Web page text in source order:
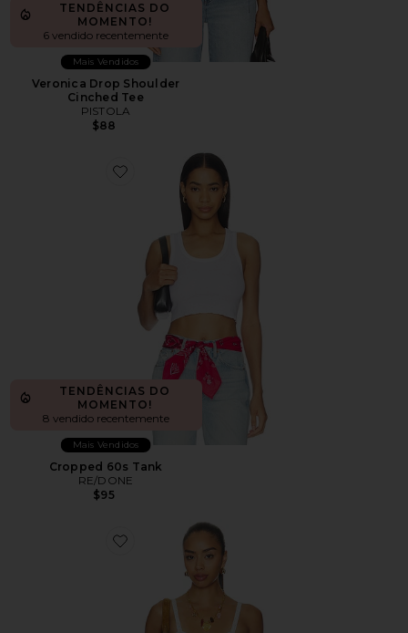
TENDÊNCIAS DO
MOMENTO!
6 vendido recentemente
Mais Vendidos
Veronica Drop Shoulder
Cinched Tee
PISTOLA
$88
Favorite Cropped 60s Tank
TENDÊNCIAS DO
MOMENTO!
8 vendido recentemente
Mais Vendidos
Cropped 60s Tank
RE/DONE
$95
Favorite Vintage Petticoat Cami